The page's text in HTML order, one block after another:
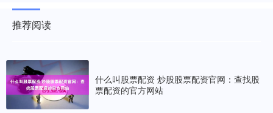
推荐阅读
什么叫股票配资 炒股股票配资官网：查找股
票配资的官方网站